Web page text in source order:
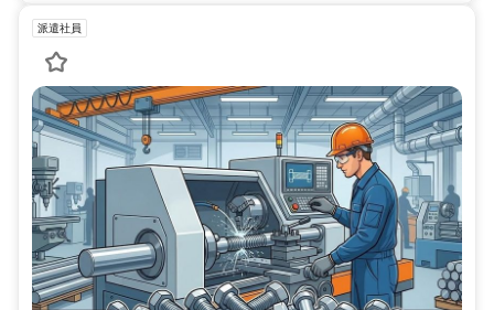
派遣社員